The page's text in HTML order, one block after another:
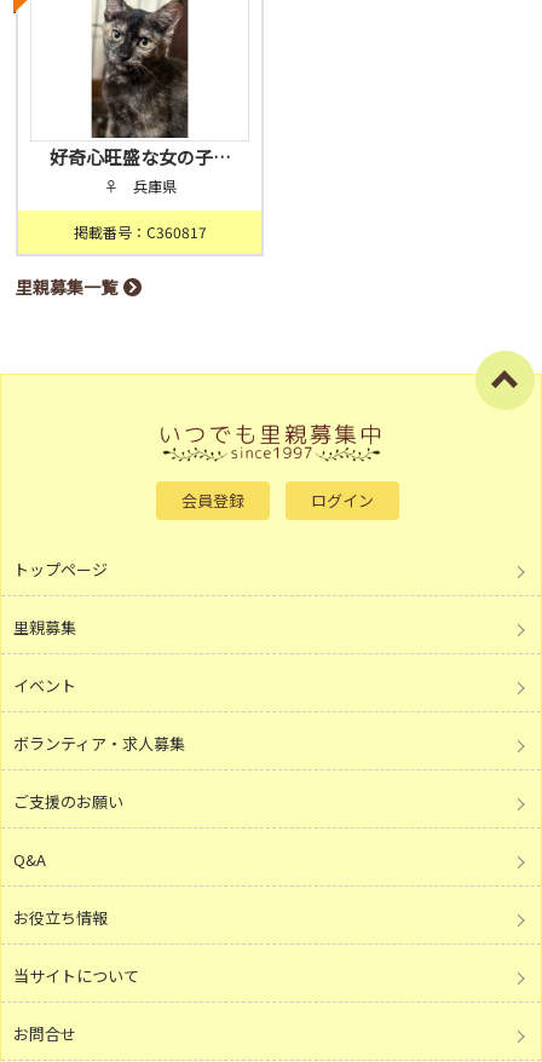
好奇心旺盛な女の子…
♀ 兵庫県
掲載番号：C360817
里親募集一覧
会員登録 ログイン
トップページ
里親募集
イベント
ボランティア・求人募集
ご支援のお願い
Q&A
お役立ち情報
当サイトについて
お問合せ